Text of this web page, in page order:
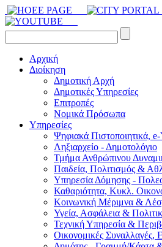
Αρχική
Διοίκηση
Δημοτική Αρχή
Δημοτικές Υπηρεσίες
Επιτροπές
Νομικά Πρόσωπα
Υπηρεσίες
Ψηφιακά Πιστοποιητικά,
Ληξιαρχείο - Δημοτολόγιο
Τμήμα Ανθρώπινου
Παιδεία, Πολιτισμός &
Υπηρεσία Δόμησης -
Καθαριότητα, Κυκλ.
Kοινωνική Μέριμνα &
Υγεία, Ασφάλεια &
Τεχνική Υπηρεσία &
Οικονομικές Συναλλαγές,